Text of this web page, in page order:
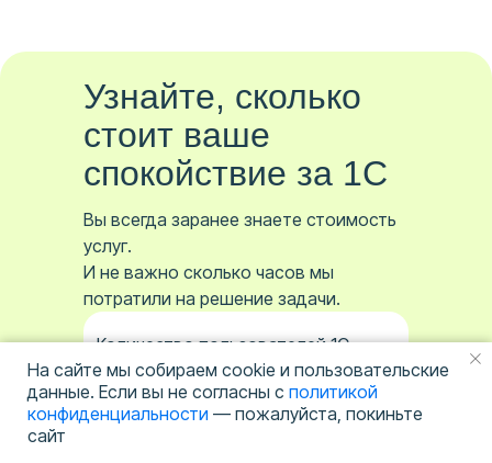
На сайте мы собираем cookie и пользовательские
данные. Если вы не согласны с политикой
конфиденциальности — пожалуйста, покиньте
сайт
Узнайте, сколько
стоит ваше
спокойствие за 1С
Количество пользователей 1С
5
Вы всегда заранее знаете стоимость
услуг.
И не важно сколько часов мы
потратили на решение задачи.